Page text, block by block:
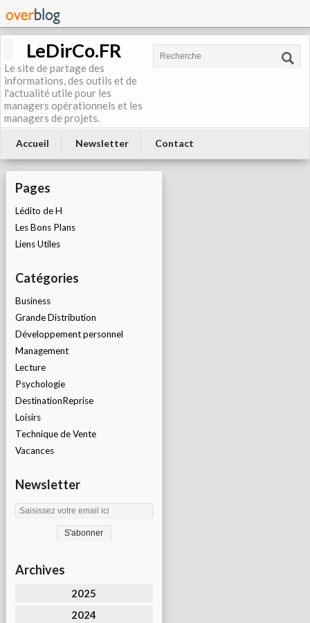
LeDirCo.FR
Le site de partage des
informations, des outils et de
l'actualité utile pour les
managers opérationnels et les
managers de projets.
Accueil Newsletter Contact
Pages
Lédito de H
Les Bons Plans
Liens Utiles
Catégories
Business
Grande Distribution
Développement personnel
Management
Lecture
Psychologie
DestinationReprise
Loisirs
Technique de Vente
Vacances
Newsletter
Archives
2025
2024